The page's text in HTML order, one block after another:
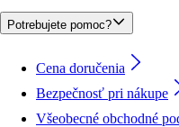
Potrebujete pomoc?
Cena doručenia
Bezpečnosť pri nákupe
Všeobecné obchodné